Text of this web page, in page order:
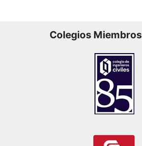
Colegios Miembros